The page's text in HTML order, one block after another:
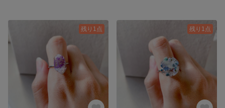
残り1点 残り1点